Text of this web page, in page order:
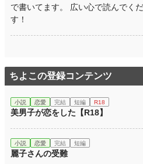
で書いてます。 広い心で読んでく
す！
ちよこの登録コンテンツ
小説 恋愛 完結 短編 R18
美男子が恋をした【R18】
小説 恋愛 完結 短編
麗子さんの受難